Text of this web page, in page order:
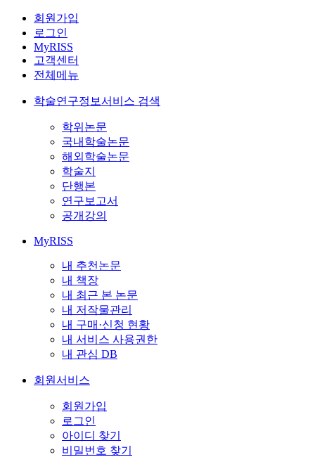
회원가입
로그인
MyRISS
고객센터
전체메뉴
학술연구정보서비스 검색
학위논문
국내학술논문
해외학술논문
학술지
단행본
연구보고서
공개강의
MyRISS
내 추천논문
내 책장
내 최근 본 논문
내 저작물관리
내 구매·신청 현황
내 서비스 사용권한
내 관심 DB
회원서비스
회원가입
로그인
아이디 찾기
비밀번호 찾기